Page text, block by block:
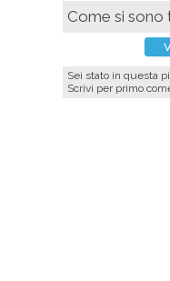
Come si sono
Sei stato in questa
Scrivi per primo